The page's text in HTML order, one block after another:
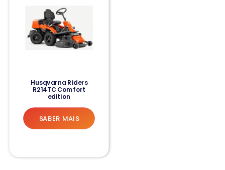
Husqvarna Riders
R214TC Comfort
edition
SABER MAIS